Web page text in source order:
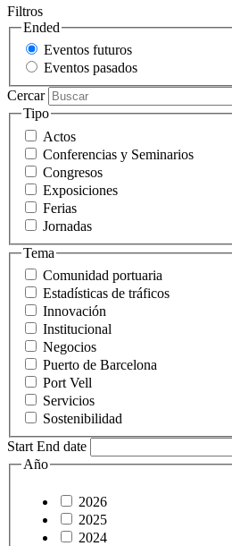
Filtros
Ended
Eventos futuros
Eventos pasados
Cercar
Tipo
Actos
Conferencias y Seminarios
Congresos
Exposiciones
Ferias
Jornadas
Tema
Comunidad portuaria
Estadísticas de tráficos
Innovación
Institucional
Negocios
Puerto de Barcelona
Port Vell
Servicios
Sostenibilidad
Start End date
Año
2026
2025
2024